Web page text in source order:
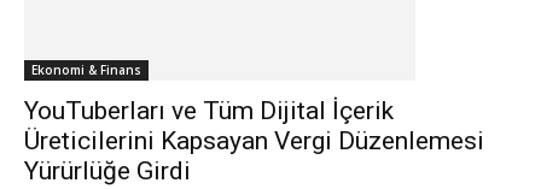
Ekonomi & Finans
YouTuberları ve Tüm Dijital İçerik
Üreticilerini Kapsayan Vergi Düzenlemesi
Yürürlüğe Girdi